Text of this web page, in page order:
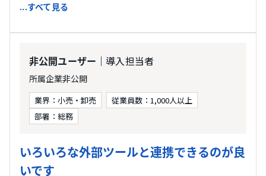
...すべて見る
非公開ユーザー ｜導入担当者
所属企業非公開
業界：小売・卸売
従業員数：1,000人以上
部署：総務
いろいろな外部ツールと連携できるのが良
いです